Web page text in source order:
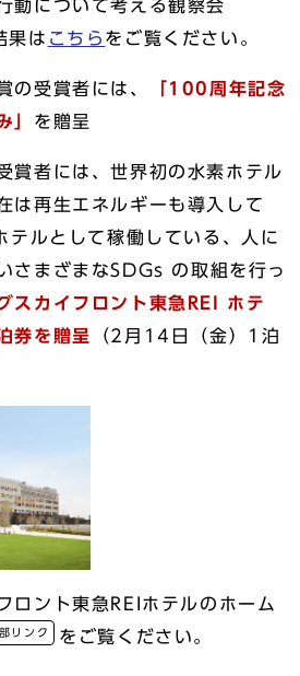
動について考える観察会
果は こちら をご覧ください。
の受賞者には、
「100周年記念
」 を贈呈
賞者には、世界初の水素ホテル
は再生エネルギーも導入して
ルとして稼働している、人に
さまざまなSDGs の取組を行っ
スカイフロント東急REI ホテ
券を贈呈
（2月14日（金）1泊
ロント東急REIホテルのホーム
リンク をご覧ください。